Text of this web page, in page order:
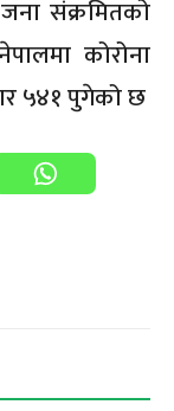
संक्रमितको
कोरोना
५४१ पुगेको छ